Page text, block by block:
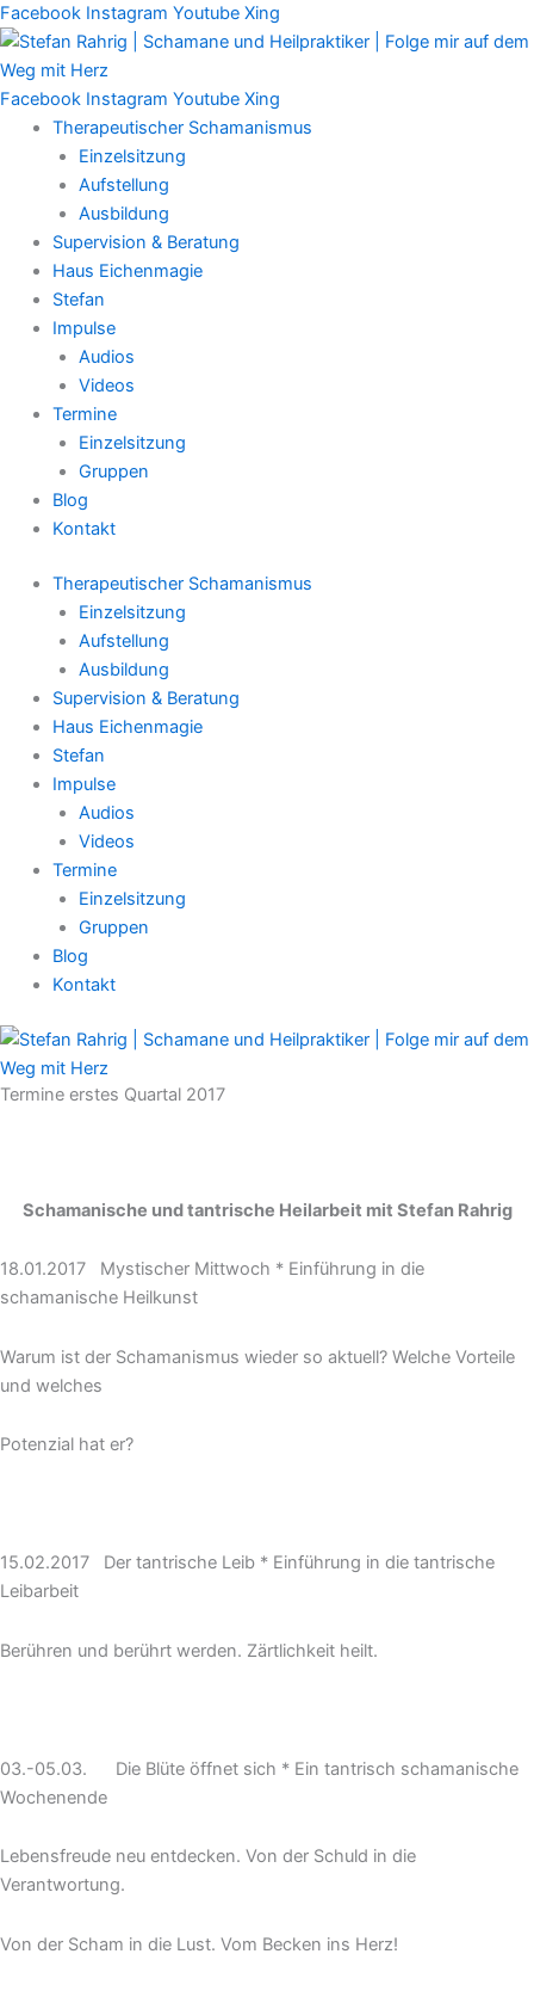
Facebook Instagram Youtube Xing
Facebook Instagram Youtube Xing
Therapeutischer Schamanismus
Einzelsitzung
Aufstellung
Ausbildung
Supervision & Beratung
Haus Eichenmagie
Stefan
Impulse
Audios
Videos
Termine
Einzelsitzung
Gruppen
Blog
Kontakt
Therapeutischer Schamanismus
Einzelsitzung
Aufstellung
Ausbildung
Supervision & Beratung
Haus Eichenmagie
Stefan
Impulse
Audios
Videos
Termine
Einzelsitzung
Gruppen
Blog
Kontakt
Termine erstes Quartal 2017
Schamanische und tantrische Heilarbeit mit Stefan Rahrig
18.01.2017 Mystischer Mittwoch * Einführung in die
schamanische Heilkunst
Warum ist der Schamanismus wieder so aktuell? Welche Vorteile
und welches
Potenzial hat er?
15.02.2017 Der tantrische Leib * Einführung in die tantrische
Leibarbeit
Berühren und berührt werden. Zärtlichkeit heilt.
03.-05.03. Die Blüte öffnet sich * Ein tantrisch schamanische
Wochenende
Lebensfreude neu entdecken. Von der Schuld in die
Verantwortung.
Von der Scham in die Lust. Vom Becken ins Herz!